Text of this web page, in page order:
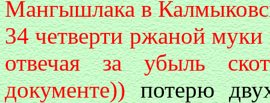
Мангышлака в
34 четверти ржаной
отвечая за убыль
документе))потерю